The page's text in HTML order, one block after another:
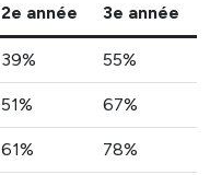
2e année 3e année
39% 55%
51% 67%
61% 78%